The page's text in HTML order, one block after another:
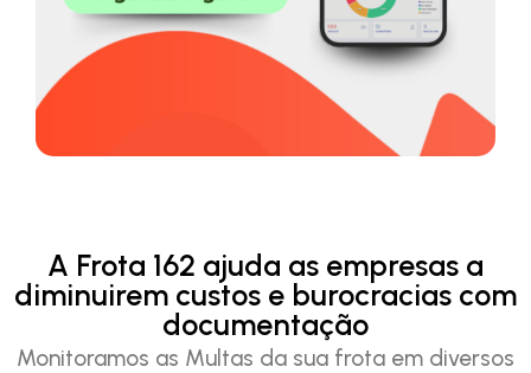
A Frota 162 ajuda as empresas a
diminuirem custos e burocracias com
documentação
Monitoramos as Multas da sua frota em diversos